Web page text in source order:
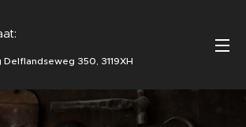
350, 3119XH